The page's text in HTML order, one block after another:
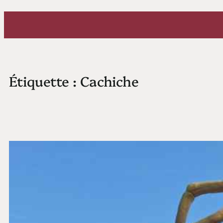
Aller
contenu
Étiquette : Cachiche